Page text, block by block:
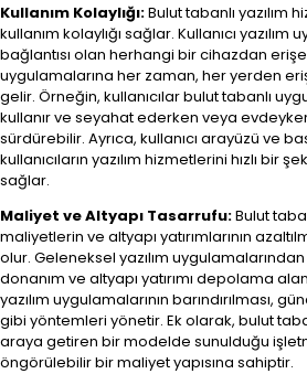
Kullanım Kolaylığı:Bulut tabanlı yazılım
kullanım kolaylığı sağlar. Kullanıcı
bağlantısı olan herhangi bir cihazdan
uygulamalarına her zaman, her yerden
gelir. Örneğin, kullanıcılar bulut tabanlı
kullanır ve seyahat ederken veya
sürdürebilir. Ayrıca, kullanıcı arayüzü ve
kullanıcıların yazılım hizmetlerini hızlı bir
sağlar.
Maliyet ve Altyapı Tasarrufu:Bulut
maliyetlerin ve altyapı yatırımlarının
olur. Geleneksel yazılım uygulamalarından
donanım ve altyapı yatırımı depolama
yazılım uygulamalarının barındırılması,
gibi yöntemleri yönetir. Ek olarak, bulut
araya getiren bir modelde sunulduğu
öngörülebilir bir maliyet yapısına sahiptir.